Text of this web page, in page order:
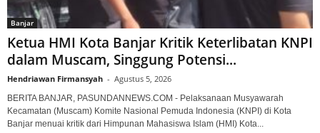
Banjar
Ketua HMI Kota Banjar Kritik Keterlibatan KNPI
dalam Muscam, Singgung Potensi...
Hendriawan Firmansyah - Agustus 5, 2026
BERITA BANJAR, PASUNDANNEWS.COM - Pelaksanaan Musyawarah
Kecamatan (Muscam) Komite Nasional Pemuda Indonesia (KNPI) di Kota
Banjar menuai kritik dari Himpunan Mahasiswa Islam (HMI) Kota...